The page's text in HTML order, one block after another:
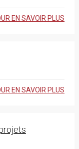
EN SAVOIR PLUS
EN SAVOIR PLUS